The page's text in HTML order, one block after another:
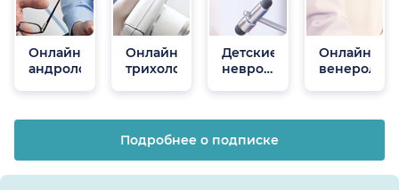
Онлайн
андрологи
Онлайн
трихологи
Детские
неврологи
Онлайн
венерологи
Подробнее о подписке